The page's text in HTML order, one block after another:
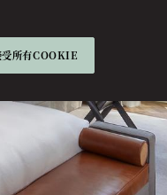
受所有COOKIE